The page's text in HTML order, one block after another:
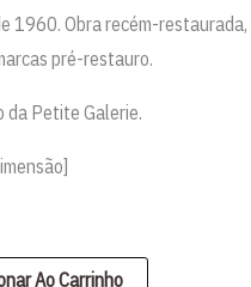
1960. Obra recém-
pré-restauro.
da Petite Galerie.
Ao Carrinho